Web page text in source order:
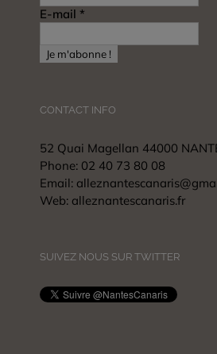
E-mail *
CONTACT INFO
52 Quai Magellan 44000
Phone: 02 40 73 80 08
Email:
Web: alleznantescanaris.fr
SUIVEZ NOUS SUR TWITTER